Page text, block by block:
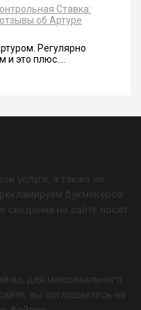
Ставка:
об Артуре
Регулярно
и это плюс....
услуги, а также не
букмекеров
сведения на сайте носят
для максимального
вы соглашаетесь на